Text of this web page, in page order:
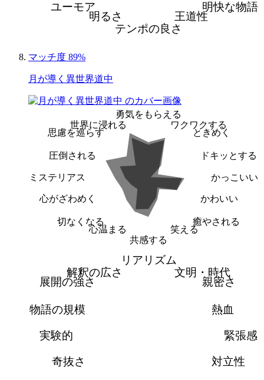
明快な物語
王道性
テンポの良さ
明るさ
ユーモア
マッチ度 89%
月が導く異世界道中
勇気をもらえる
ワクワクする
ときめく
ドキッとする
かっこいい
かわいい
癒やされる
笑える
共感する
心温まる
切なくなる
心がざわめく
ミステリアス
圧倒される
思慮を巡らす
世界に浸れる
リアリズム
文明・時代
親密さ
熱血
緊張感
対立性
奇抜さ
実験的
物語の規模
展開の強さ
解釈の広さ